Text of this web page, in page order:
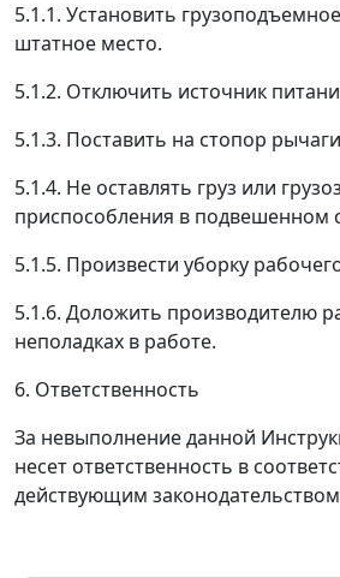
5.1.1. Установить
штатное место.
5.1.2. Отключить источник
5.1.3. Поставить на стопор
5.1.4. Не оставлять груз или
приспособления в подвешенном
5.1.5. Произвести уборку
5.1.6. Доложить производителю
неполадках в работе.
6. Ответственность
За невыполнение данной
несет ответственность в
действующим